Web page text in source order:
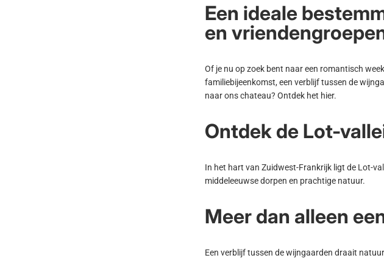
Een ideale
en
Of je nu op zoek bent naar een romantisch
familiebijeenkomst, een verblijf tussen de
naar ons chateau? Ontdek het hier.
Ontdek de Lot-
In het hart van Zuidwest-Frankrijk ligt de Lot-
middeleeuwse dorpen en prachtige natuur.
Meer dan alleen
Een verblijf tussen de wijngaarden draait